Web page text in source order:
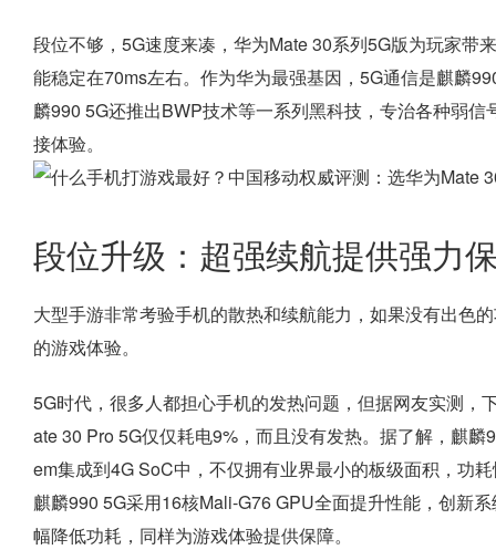
段位不够，5G速度来凑，华为Mate 30系列5G版为玩家带
能稳定在70ms左右。作为华为最强基因，5G通信是麒麟
麟990 5G还推出BWP技术等一系列黑科技，专治各种弱
接体验。
段位升级：超强续航提供强力
大型手游非常考验手机的散热和续航能力，如果没有出色
的游戏体验。
5G时代，很多人都担心手机的发热问题，但据网友实测
ate 30 Pro 5G仅仅耗电9%，而且没有发热。据了解，麒
em集成到4G SoC中，不仅拥有业界最小的板级面积，功
麒麟990 5G采用16核Mali-G76 GPU全面提升性能，创新
幅降低功耗，同样为游戏体验提供保障。